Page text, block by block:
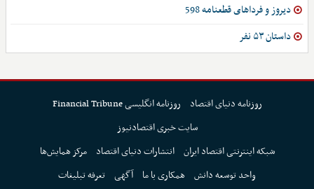
دیروز و فرداهای قطعنامه 598
داستان ۵۳ نفر
روزنامه دنیای اقتصاد
روزنامه انگلیسی Financial Tribune
سایت خبری اقتصادنیوز
شبکه اینترنتی اقتصاد ایران انتشارات دنیای اقتصاد
مرکز همایش‌ها
واحد توسعه دانش همکاری با ما آگهی تعرفه تبلیغات